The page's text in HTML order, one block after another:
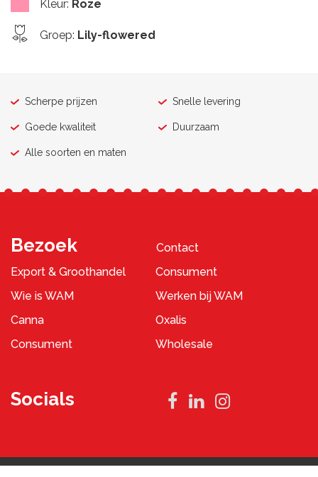
Kleur: Roze
Groep: Lily-flowered
Scherpe prijzen Snelle levering
Goede kwaliteit Duurzaam
Alle soorten en maten
Bezoek
Contact
Export & Groothandel
Consument
Wie is WAM
Werken bij WAM
Canna
Oxalis
Consument
Wholesale
Socials